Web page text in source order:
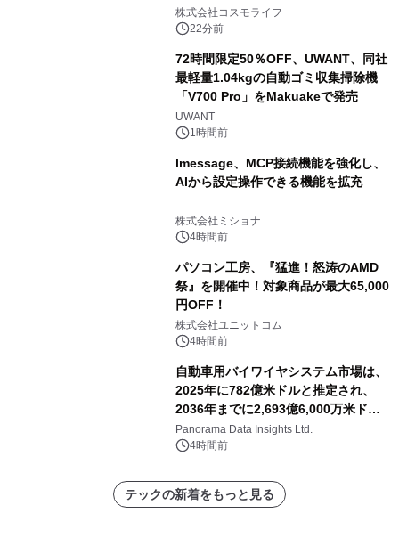
ャンペーンを実施
株式会社コスモライフ
22分前
72時間限定50％OFF、UWANT、同社
最軽量1.04kgの自動ゴミ収集掃除機
「V700 Pro」をMakuakeで発売
UWANT
1時間前
lmessage、MCP接続機能を強化し、
AIから設定操作できる機能を拡充
株式会社ミショナ
4時間前
パソコン工房、『猛進！怒涛のAMD
祭』を開催中！対象商品が最大65,000
円OFF！
株式会社ユニットコム
4時間前
自動車用バイワイヤシステム市場は、
2025年に782億米ドルと推定され、
2036年までに2,693億6,000万米ドル
に達すると予測されており、予測期間
（2026年～2036年）
Panorama Data Insights Ltd.
4時間前
テックの新着をもっと見る